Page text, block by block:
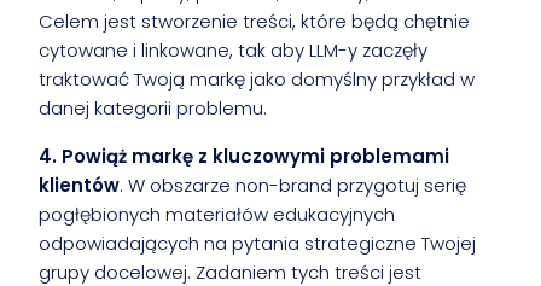
Celem jest stworzenie treści, które będą chętnie
cytowane i linkowane, tak aby LLM-y zaczęły
traktować Twoją markę jako domyślny przykład w
danej kategorii problemu.
4. Powiąż markę z kluczowymi problemami
klientów. W obszarze non-brand przygotuj serię
pogłębionych materiałów edukacyjnych
odpowiadających na pytania strategiczne Twojej
grupy docelowej. Zadaniem tych treści jest